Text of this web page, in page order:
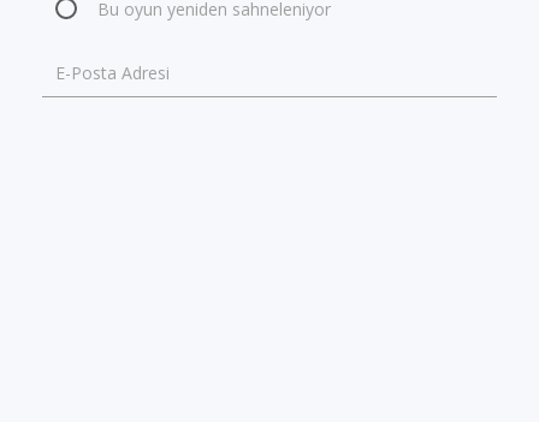
Bu oyun yeniden sahneleniyor
E-Posta Adresi